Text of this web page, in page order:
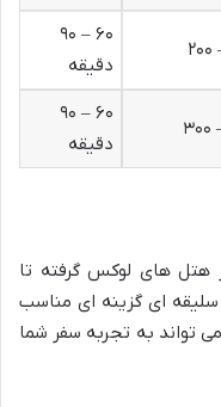
۶۰ – ۹۰
دقیقه
۶۰ – ۹۰
دقیقه
هتل های لوکس گرفته تا
ای گزینه ای مناسب
تواند به تجربه سفر شما